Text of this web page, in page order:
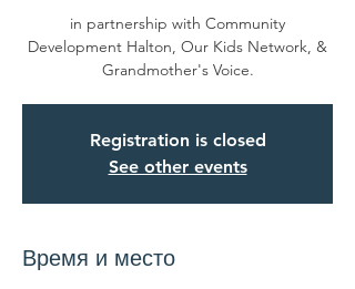
in partnership with Community
Development Halton, Our Kids Network, &
Grandmother's Voice.
Registration is closed
See other events
Время и место